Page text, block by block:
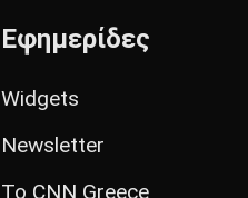
Εφημερίδες
Widgets
Newsletter
Το CNN Greece